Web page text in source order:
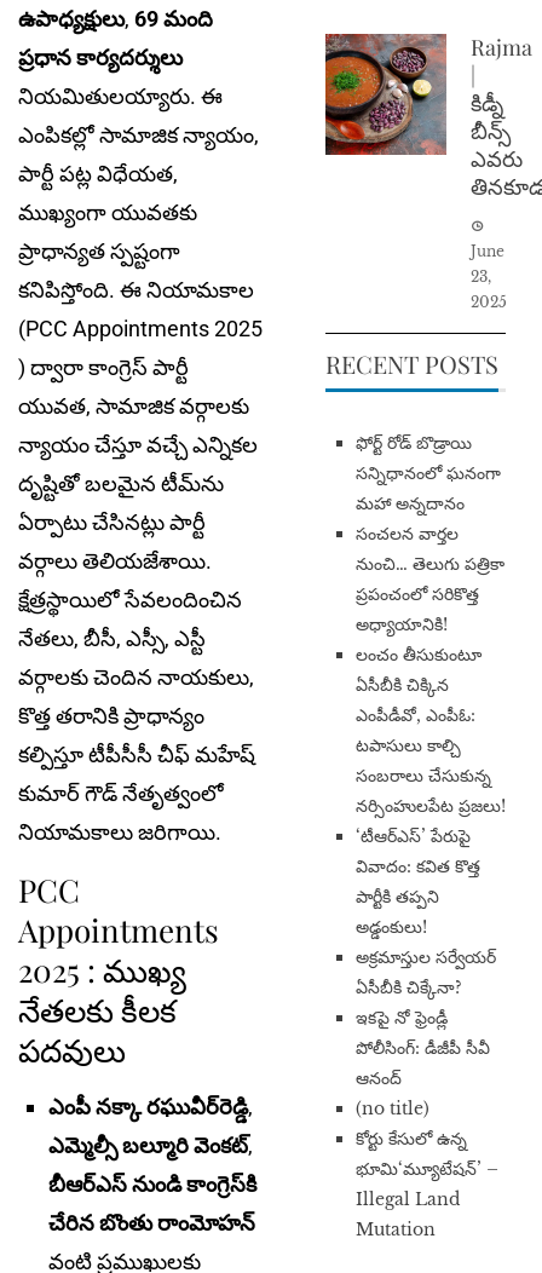
ఉపాధ్యక్షులు, 69 మంది
ప్రధాన కార్యదర్శులు
నియమితులయ్యారు. ఈ
ఎంపికల్లో సామాజిక న్యాయం,
పార్టీ పట్ల విధేయత,
ముఖ్యంగా యువతకు
ప్రాధాన్యత స్పష్టంగా
కనిపిస్తోంది. ఈ నియామకాల
(PCC Appointments 2025
) ద్వారా కాంగ్రెస్ పార్టీ
యువత, సామాజిక వర్గాలకు
న్యాయం చేస్తూ వచ్చే ఎన్నికల
దృష్టితో బలమైన టీమ్‌ను
ఏర్పాటు చేసినట్లు పార్టీ
వర్గాలు తెలియజేశాయి.
క్షేత్రస్థాయిలో సేవలందించిన
నేతలు, బీసీ, ఎస్సీ, ఎస్టీ
వర్గాలకు చెందిన నాయకులు,
కొత్త తరానికి ప్రాధాన్యం
కల్పిస్తూ టీపీసీసీ చీఫ్ మహేష్
కుమార్ గౌడ్ నేతృత్వంలో
నియామకాలు జరిగాయి.
PCC
Appointments
2025 : ముఖ్య
నేతలకు కీలక
పదవులు
ఎంపీ నక్కా రఘువీర్‌రెడ్డి,
ఎమ్మెల్సీ బల్మూరి వెంకట్,
బీఆర్ఎస్ నుండి కాంగ్రెస్‌కి
చేరిన బొంతు రాంమోహన్
వంటి ప్రముఖులకు
Rajma
|
కిడ్నీ
బీన్స్
ఎవరు
June
23,
2025
RECENT POSTS
​ఫోర్ట్ రోడ్ బొడ్రాయి
సన్నిధానంలో ఘనంగా
మహా అన్నదానం
సంచలన వార్తల
నుంచి… తెలుగు పత్రికా
ప్రపంచంలో సరికొత్త
అధ్యాయానికి!
​లంచం తీసుకుంటూ
ఏసీబీకి చిక్కిన
ఎంపీడీవో, ఎంపీఓ:
టపాసులు కాల్చి
సంబరాలు చేసుకున్న
నర్సింహులపేట ప్రజలు!
‘టీఆర్ఎస్’ పేరుపై
వివాదం: కవిత కొత్త
పార్టీకి తప్పని
అడ్డంకులు!
అక్రమాస్తుల సర్వేయర్
ఏసీబీకి చిక్కేనా?
ఇకపై నో ఫ్రెండ్లీ
పోలీసింగ్: డీజీపీ సీవీ
ఆనంద్
(no title)
​కోర్టు కేసులో ఉన్న
భూమి‘మ్యూటేషన్’ –
Illegal Land
Mutation